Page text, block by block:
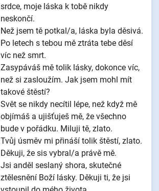
srdce, moje láska k tobě nikdy
neskončí.
Než jsem tě potkal/a, láska byla děsivá.
Po letech s tebou mě ztráta tebe děsí
víc než smrt.
Zasypáváš mě tolik lásky, dokonce víc,
než si zasloužím. Jak jsem mohl mít
takové štěstí?
Svět se nikdy necítil lépe, než když mě
objímáš a ujišťuješ mě, že všechno
bude v pořádku. Miluji tě, zlato.
Tvůj úsměv mi přináší tolik štěstí, zlato.
Děkuji, že sis vybral/a právě mě.
Jsi anděl seslaný shora, skutečné
ztělesnění Boží lásky. Děkuji ti, že jsi